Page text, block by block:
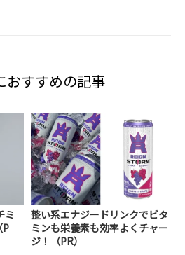
おすすめの記事
ミ
P
整い系エナジードリンクでビタ
ミンも栄養素も効率よくチャー
ジ！（PR）